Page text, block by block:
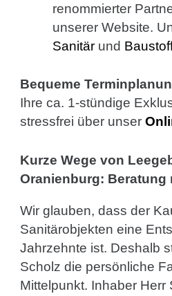
renommierter
unserer Website.
Sanitär und
Bequeme
Ihre ca. 1-stündige
stressfrei über unser
Kurze Wege von
Oranienburg: Beratung
Wir glauben, dass der
Sanitärobjekten eine
Jahrzehnte ist. Deshalb
Scholz die persönliche
Mittelpunkt. Inhaber Herr